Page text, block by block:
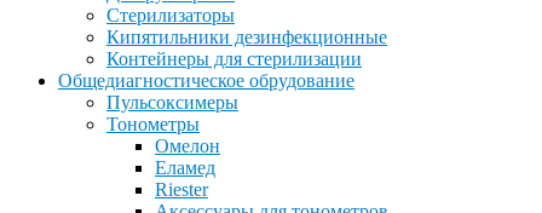
Стерилизаторы
Кипятильники дезинфекционные
Контейнеры для стерилизации
Общедиагностическое обрудование
Пульсоксимеры
Тонометры
Омелон
Еламед
Riester